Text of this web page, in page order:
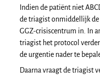
Indien de patiënt niet
de triagist onmiddellijk
GGZ-crisiscentrum in. In
triagist het protocol
de urgentie nader te
Daarna vraagt de triagist